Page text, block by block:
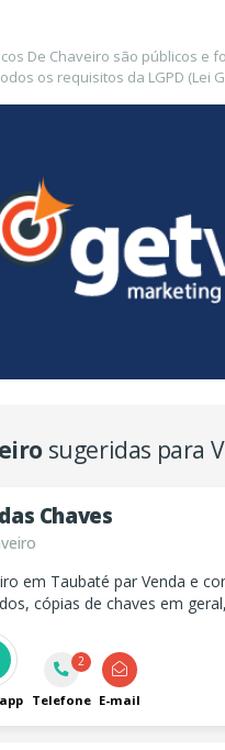
De Chaveiro são públicos e
os requisitos da LGPD (Lei
sugeridas para
Chaves
em Taubaté par Venda e
cópias de chaves em
2
Telefone E-mail